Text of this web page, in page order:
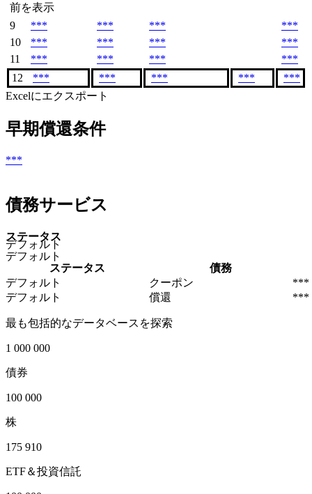
前を表示
9
*** *** ***
***
10
*** *** ***
***
11
*** *** ***
***
12
*** *** *** ***
***
Excelにエクスポート
早期償還条件
***
債務サービス
ステータス
デフォルト
デフォルト
ステータス
債務
デフォルト
クーポン
***
デフォルト
償還 ***
最も包括的なデータベースを探索
1 000 000
債券
100 000
株
175 910
ETF＆投資信託